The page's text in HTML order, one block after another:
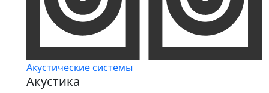
Акустические системы
Акустика